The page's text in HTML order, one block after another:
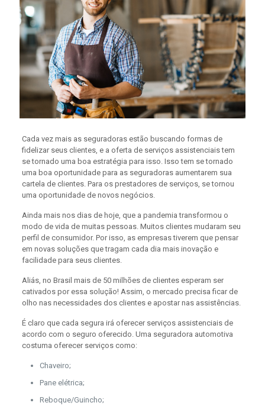
Cada vez mais as seguradoras estão buscando formas de
fidelizar seus clientes, e a oferta de serviços assistenciais tem
se tornado uma boa estratégia para isso. Isso tem se tornado
uma boa oportunidade para as seguradoras aumentarem sua
cartela de clientes. Para os prestadores de serviços, se tornou
uma oportunidade de novos negócios.
Ainda mais nos dias de hoje, que a pandemia transformou o
modo de vida de muitas pessoas. Muitos clientes mudaram seu
perfil de consumidor. Por isso, as empresas tiverem que pensar
em novas soluções que tragam cada dia mais inovação e
facilidade para seus clientes.
Aliás, no Brasil mais de 50 milhões de clientes esperam ser
cativados por essa solução! Assim, o mercado precisa ficar de
olho nas necessidades dos clientes e apostar nas assistências.
É claro que cada segura irá oferecer serviços assistenciais de
acordo com o seguro oferecido. Uma seguradora automotiva
costuma oferecer serviços como:
Chaveiro;
Pane elétrica;
Reboque/Guincho;